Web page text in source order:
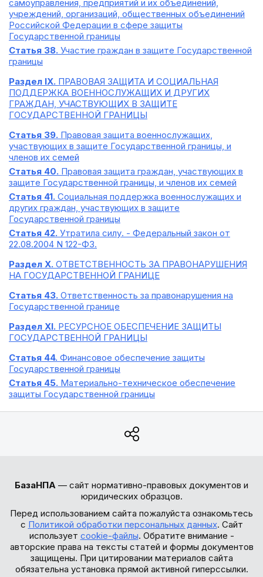
самоуправления, предприятий и их объединений,
учреждений, организаций, общественных объединений
Российской Федерации в сфере защиты
Государственной границы
Статья 38. Участие граждан в защите Государственной
границы
Раздел IX. ПРАВОВАЯ ЗАЩИТА И СОЦИАЛЬНАЯ
ПОДДЕРЖКА ВОЕННОСЛУЖАЩИХ И ДРУГИХ
ГРАЖДАН, УЧАСТВУЮЩИХ В ЗАЩИТЕ
ГОСУДАРСТВЕННОЙ ГРАНИЦЫ
Статья 39. Правовая защита военнослужащих,
участвующих в защите Государственной границы, и
членов их семей
Статья 40. Правовая защита граждан, участвующих в
защите Государственной границы, и членов их семей
Статья 41. Социальная поддержка военнослужащих и
других граждан, участвующих в защите
Государственной границы
Статья 42. Утратила силу. - Федеральный закон от
22.08.2004 N 122-ФЗ.
Раздел X. ОТВЕТСТВЕННОСТЬ ЗА ПРАВОНАРУШЕНИЯ
НА ГОСУДАРСТВЕННОЙ ГРАНИЦЕ
Статья 43. Ответственность за правонарушения на
Государственной границе
Раздел XI. РЕСУРСНОЕ ОБЕСПЕЧЕНИЕ ЗАЩИТЫ
ГОСУДАРСТВЕННОЙ ГРАНИЦЫ
Статья 44. Финансовое обеспечение защиты
Государственной границы
Статья 45. Материально-техническое обеспечение
защиты Государственной границы
БазаНПА — сайт нормативно-правовых документов и
юридических образцов.
Перед использованием сайта пожалуйста ознакомьтесь
с Политикой обработки персональных данных. Сайт
использует cookie-файлы. Обратите внимание -
авторские права на тексты статей и формы документов
защищены. При цитировании материалов сайта
обязательна установка прямой активной гиперссылки.